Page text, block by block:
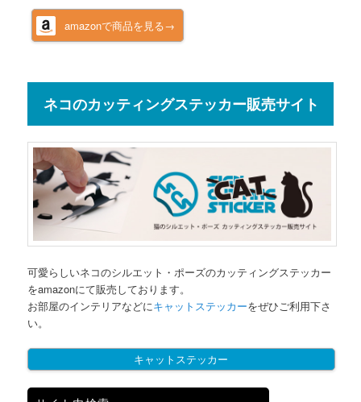
amazonで商品を見る→
ネコのカッティングステッカー販売サイト
可愛らしいネコのシルエット・ポーズのカッティングステッカー
をamazonにて販売しております。
お部屋のインテリアなどにキャットステッカーをぜひご利用下さ
い。
キャットステッカー